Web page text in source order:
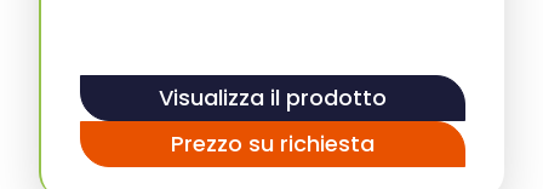
Visualizza il prodotto
Prezzo su richiesta